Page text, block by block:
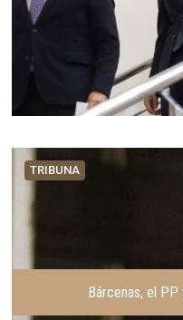
TRIBUNA
Bárcenas, el